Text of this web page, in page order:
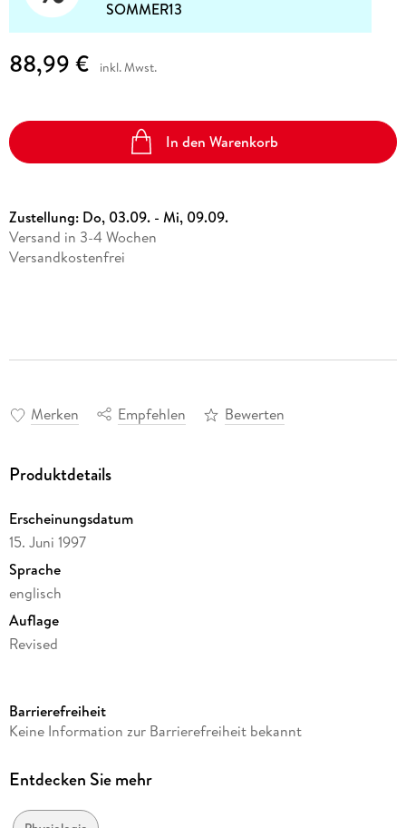
SOMMER13
88,99 € inkl. Mwst.
In den Warenkorb
Zustellung: Do, 03.09. - Mi, 09.09.
Versand in 3-4 Wochen
Versandkostenfrei
Merken Empfehlen Bewerten
Produktdetails
Erscheinungsdatum
15. Juni 1997
Sprache
englisch
Auflage
Revised
Reihe
Autor/Autorin
Verlag/Hersteller
Barrierefreiheit
Keine Information zur Barrierefreiheit bekannt
Entdecken Sie mehr